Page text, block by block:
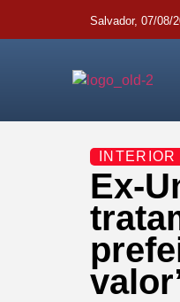
Salvador, 07/08/
Ex-